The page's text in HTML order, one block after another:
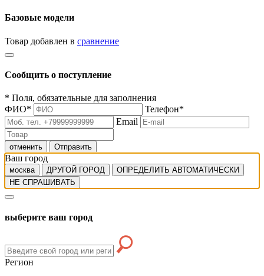
Базовые модели
Товар добавлен в сравнение
Сообщить о поступление
* Поля, обязательные для заполнения
ФИО* Телефон*
Email
отменить Отправить
Ваш город
москва ДРУГОЙ ГОРОД
ОПРЕДЕЛИТЬ АВТОМАТИЧЕСКИ
НЕ СПРАШИВАТЬ
выберите ваш город
Регион